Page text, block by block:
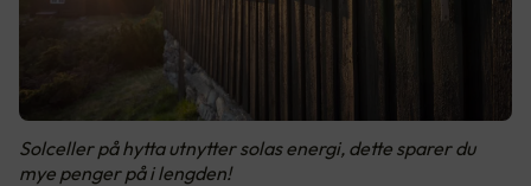
Solceller på hytta utnytter solas energi, dette sparer du
mye penger på i lengden!